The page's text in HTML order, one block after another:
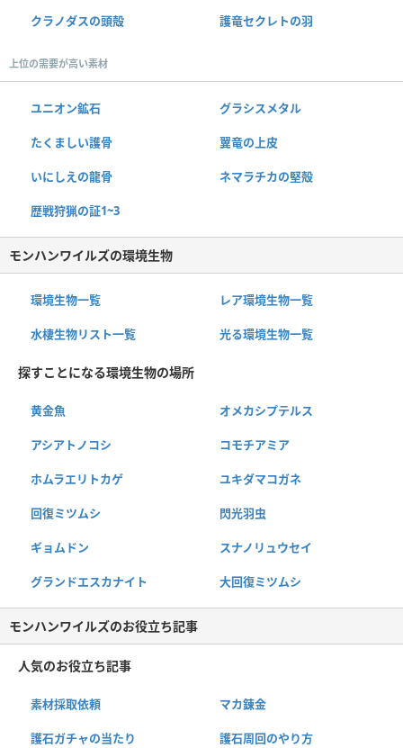
クラノダスの頭殻 護竜セクレトの羽
上位の需要が高い素材
ユニオン鉱石 グラシスメタル
たくましい護骨 翼竜の上皮
いにしえの龍骨 ネマラチカの堅殻
歴戦狩猟の証1~3
モンハンワイルズの環境生物
環境生物一覧 レア環境生物一覧
水棲生物リスト一覧 光る環境生物一覧
探すことになる環境生物の場所
黄金魚 オメカシプテルス
アシアトノコシ コモチアミア
ホムラエリトカゲ ユキダマコガネ
回復ミツムシ 閃光羽虫
ギョムドン スナノリュウセイ
グランドエスカナイト 大回復ミツムシ
モンハンワイルズのお役立ち記事
人気のお役立ち記事
素材採取依頼 マカ錬金
護石ガチャの当たり 護石周回のやり方